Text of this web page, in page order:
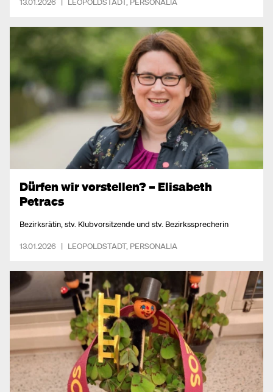
Dürfen wir vorstellen? – Elisabeth
Petracs
Bezirksrätin, stv. Klubvorsitzende und stv. Bezirkssprecherin
13.01.2026 | LEOPOLDSTADT, PERSONALIA